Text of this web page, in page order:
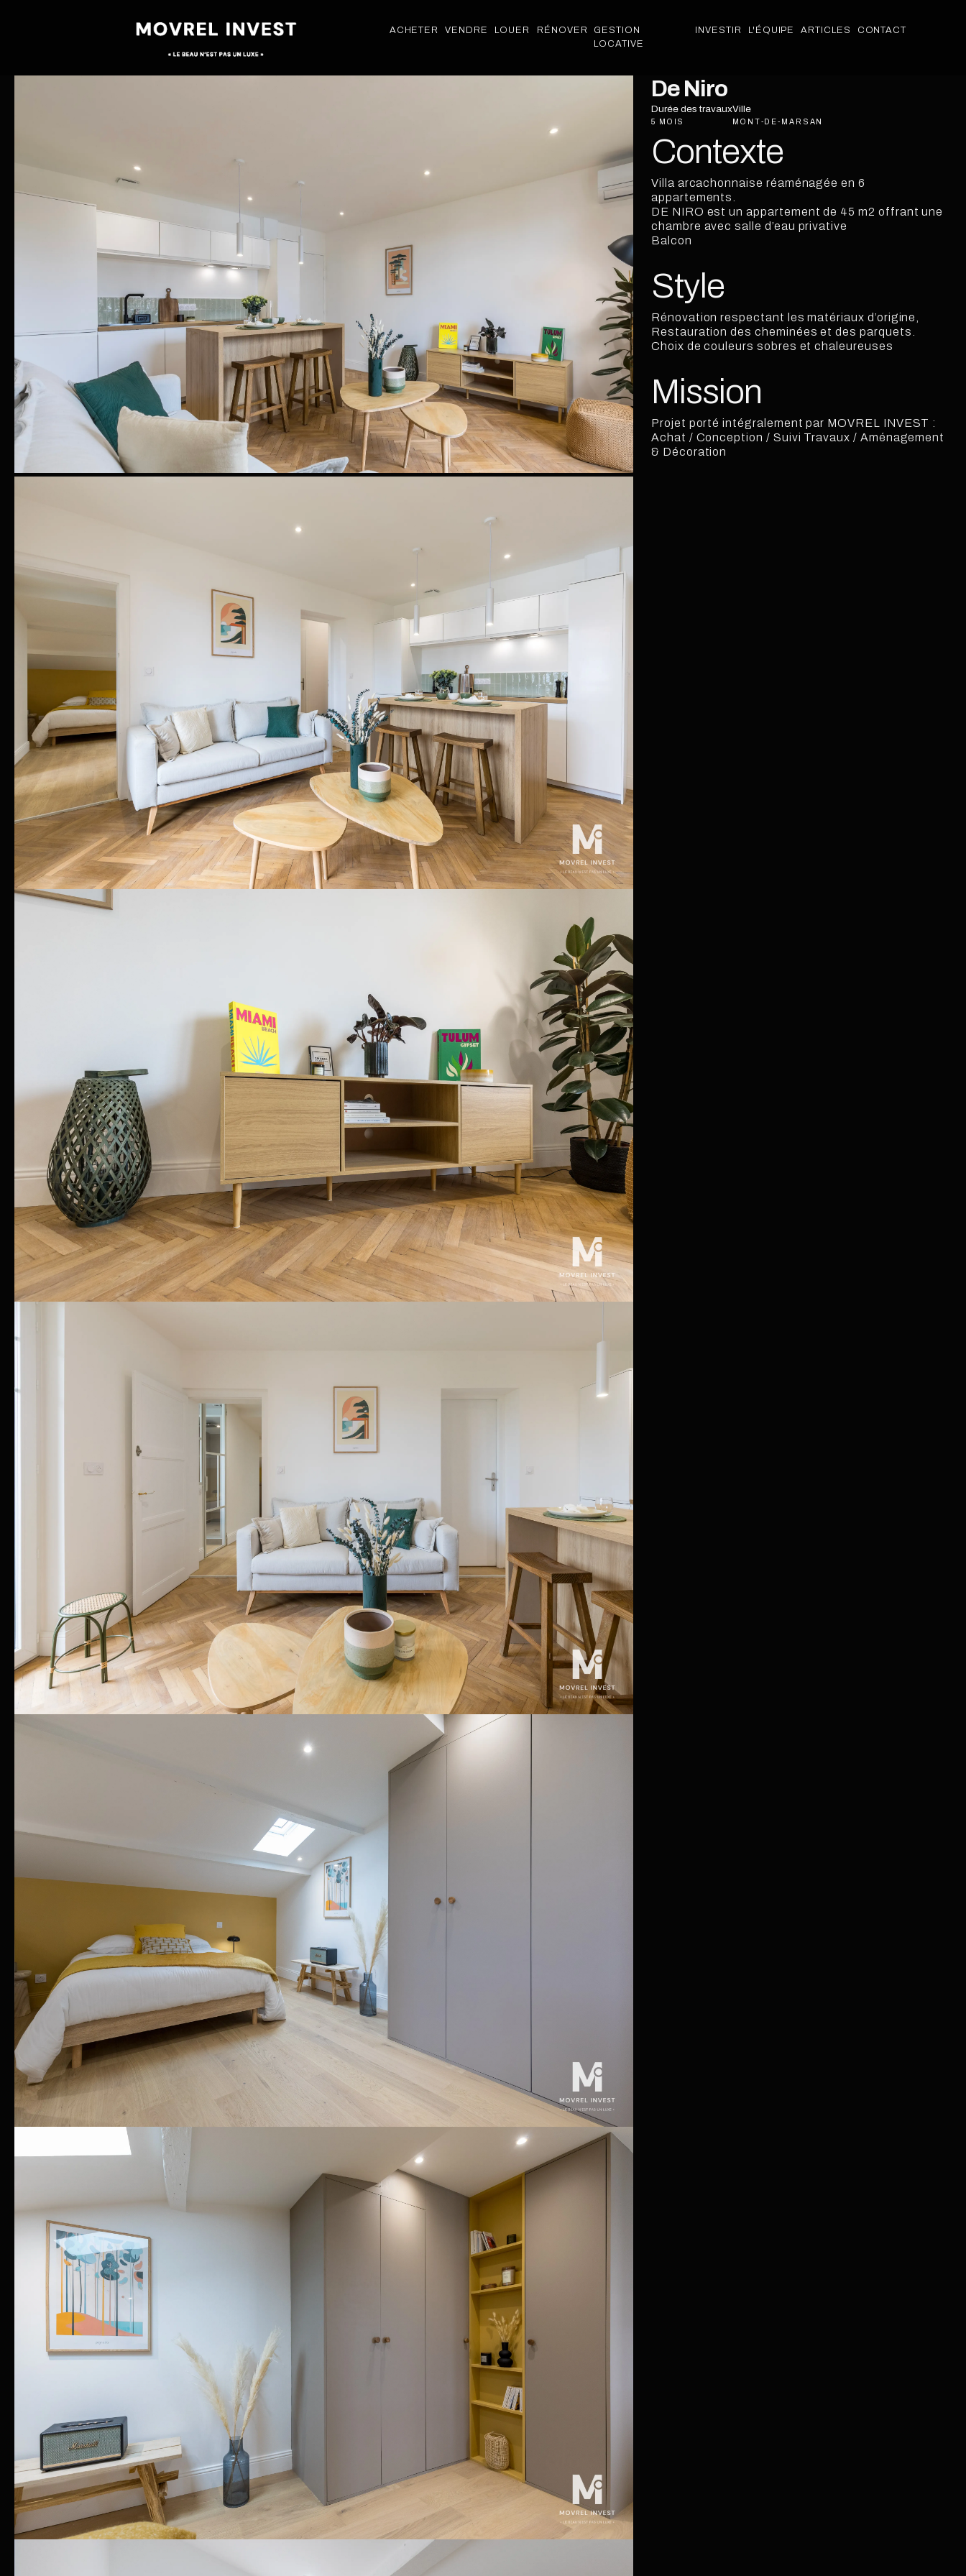
ACHETER VENDRE LOUER RÉNOVER
GESTION
LOCATIVE
INVESTIR L'ÉQUIPE ARTICLES CONTACT
De Niro
Durée des travaux
5 MOIS
Ville
MONT-DE-MARSAN
Contexte
Villa arcachonnaise réaménagée en 6
appartements.
DE NIRO est un appartement de 45 m2 offrant une
chambre avec salle d’eau privative
Balcon
Style
Rénovation respectant les matériaux d’origine,
Restauration des cheminées et des parquets.
Choix de couleurs sobres et chaleureuses
Mission
Projet porté intégralement par MOVREL INVEST :
Achat / Conception / Suivi Travaux / Aménagement
& Décoration